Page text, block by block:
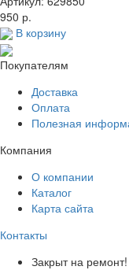
950 р.
В корзину
Покупателям
Доставка
Оплата
Полезная
Компания
О компании
Каталог
Карта сайта
Контакты
Закрыт на